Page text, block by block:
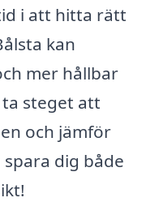
i att hitta rätt
kan
mer hållbar
steget att
och jämför
dig både